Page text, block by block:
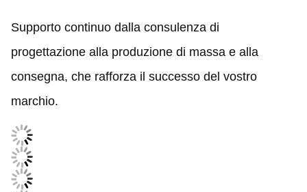
Supporto continuo dalla consulenza di
progettazione alla produzione di massa e alla
consegna, che rafforza il successo del vostro
marchio.